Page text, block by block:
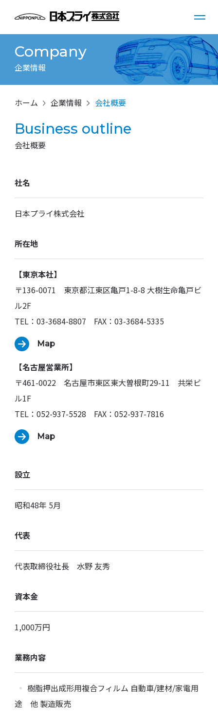
Company
企業情報
ホーム 企業情報 会社概要
Business outline
会社概要
社名
日本プライ株式会社
所在地
【東京本社】
〒136-0071 東京都江東区亀戸1-8-8 大樹生命亀戸ビ
ル2F
TEL：03-3684-8807 FAX：03-3684-5335
Map
【名古屋営業所】
〒461-0022 名古屋市東区東大曽根町29-11 共栄ビ
ル1F
TEL：052-937-5528 FAX：052-937-7816
Map
設立
昭和48年 5月
代表
代表取締役社長 水野 友秀
資本金
1,000万円
業務内容
樹脂押出成形用複合フィルム 自動車/建材/家電用
途 他 製造販売